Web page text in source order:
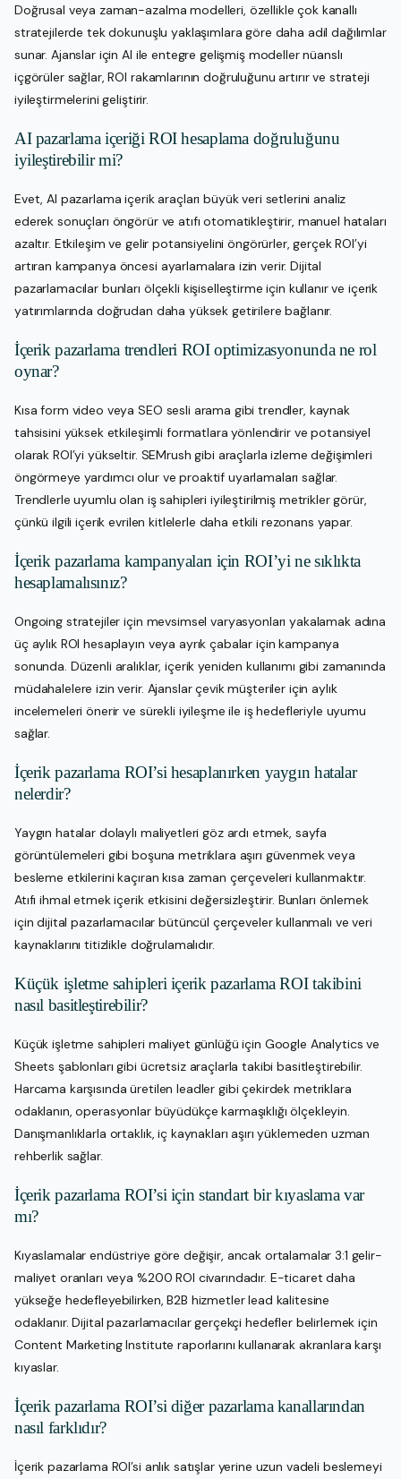
Doğrusal veya zaman-azalma modelleri, özellikle çok kanallı
stratejilerde tek dokunuşlu yaklaşımlara göre daha adil dağılımlar
sunar. Ajanslar için AI ile entegre gelişmiş modeller nüanslı
içgörüler sağlar, ROI rakamlarının doğruluğunu artırır ve strateji
iyileştirmelerini geliştirir.
AI pazarlama içeriği ROI hesaplama doğruluğunu
iyileştirebilir mi?
Evet, AI pazarlama içerik araçları büyük veri setlerini analiz
ederek sonuçları öngörür ve atıfı otomatikleştirir, manuel hataları
azaltır. Etkileşim ve gelir potansiyelini öngörürler, gerçek ROI’yi
artıran kampanya öncesi ayarlamalara izin verir. Dijital
pazarlamacılar bunları ölçekli kişiselleştirme için kullanır ve içerik
yatırımlarında doğrudan daha yüksek getirilere bağlanır.
İçerik pazarlama trendleri ROI optimizasyonunda ne rol
oynar?
Kısa form video veya SEO sesli arama gibi trendler, kaynak
tahsisini yüksek etkileşimli formatlara yönlendirir ve potansiyel
olarak ROI’yi yükseltir. SEMrush gibi araçlarla izleme değişimleri
öngörmeye yardımcı olur ve proaktif uyarlamaları sağlar.
Trendlerle uyumlu olan iş sahipleri iyileştirilmiş metrikler görür,
çünkü ilgili içerik evrilen kitlelerle daha etkili rezonans yapar.
İçerik pazarlama kampanyaları için ROI’yi ne sıklıkta
hesaplamalısınız?
Ongoing stratejiler için mevsimsel varyasyonları yakalamak adına
üç aylık ROI hesaplayın veya ayrık çabalar için kampanya
sonunda. Düzenli aralıklar, içerik yeniden kullanımı gibi zamanında
müdahalelere izin verir. Ajanslar çevik müşteriler için aylık
incelemeleri önerir ve sürekli iyileşme ile iş hedefleriyle uyumu
sağlar.
İçerik pazarlama ROI’si hesaplanırken yaygın hatalar
nelerdir?
Yaygın hatalar dolaylı maliyetleri göz ardı etmek, sayfa
görüntülemeleri gibi boşuna metriklara aşırı güvenmek veya
besleme etkilerini kaçıran kısa zaman çerçeveleri kullanmaktır.
Atıfı ihmal etmek içerik etkisini değersizleştirir. Bunları önlemek
için dijital pazarlamacılar bütüncül çerçeveler kullanmalı ve veri
kaynaklarını titizlikle doğrulamalıdır.
Küçük işletme sahipleri içerik pazarlama ROI takibini
nasıl basitleştirebilir?
Küçük işletme sahipleri maliyet günlüğü için Google Analytics ve
Sheets şablonları gibi ücretsiz araçlarla takibi basitleştirebilir.
Harcama karşısında üretilen leadler gibi çekirdek metriklara
odaklanın, operasyonlar büyüdükçe karmaşıklığı ölçekleyin.
Danışmanlıklarla ortaklık, iç kaynakları aşırı yüklemeden uzman
rehberlik sağlar.
İçerik pazarlama ROI’si için standart bir kıyaslama var
mı?
Kıyaslamalar endüstriye göre değişir, ancak ortalamalar 3:1 gelir-
maliyet oranları veya %200 ROI civarındadır. E-ticaret daha
yükseğe hedefleyebilirken, B2B hizmetler lead kalitesine
odaklanır. Dijital pazarlamacılar gerçekçi hedefler belirlemek için
Content Marketing Institute raporlarını kullanarak akranlara karşı
kıyaslar.
İçerik pazarlama ROI’si diğer pazarlama kanallarından
nasıl farklıdır?
İçerik pazarlama ROI’si anlık satışlar yerine uzun vadeli beslemeyi